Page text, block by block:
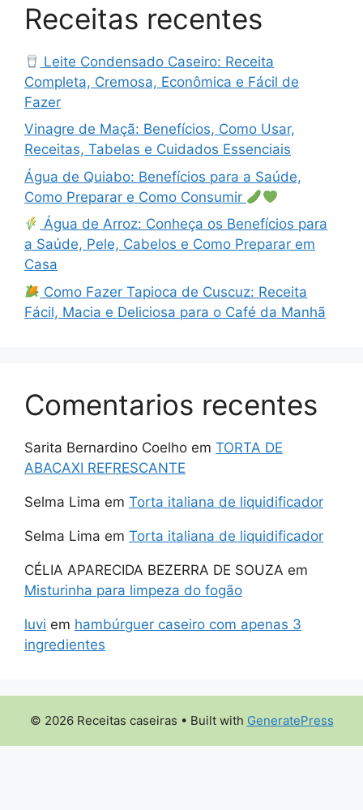
Receitas recentes
Leite Condensado Caseiro: Receita
Completa, Cremosa, Econômica e Fácil de
Fazer
Vinagre de Maçã: Benefícios, Como Usar,
Receitas, Tabelas e Cuidados Essenciais
Água de Quiabo: Benefícios para a Saúde,
Como Preparar e Como Consumir
Água de Arroz: Conheça os Benefícios para
a Saúde, Pele, Cabelos e Como Preparar em
Casa
Como Fazer Tapioca de Cuscuz: Receita
Fácil, Macia e Deliciosa para o Café da Manhã
Comentarios recentes
Sarita Bernardino Coelho em TORTA DE
ABACAXI REFRESCANTE
Selma Lima em Torta italiana de liquidificador
Selma Lima em Torta italiana de liquidificador
CÉLIA APARECIDA BEZERRA DE SOUZA em
Misturinha para limpeza do fogão
luvi em hambúrguer caseiro com apenas 3
ingredientes
© 2026 Receitas caseiras • Built with GeneratePress